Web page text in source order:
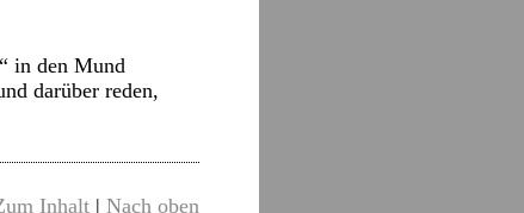
in den Mund
darüber reden,
Inhalt | Nach oben